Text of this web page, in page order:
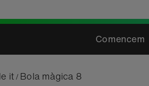
Comencem
it / Bola màgica 8